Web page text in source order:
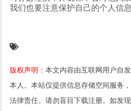
我们也要注意保护自己的个人信
版权声明 ：本文内容由互联网用户自
本人。本站仅提供信息存储空间服务
法律责任。请勿盲目下载注册。如发